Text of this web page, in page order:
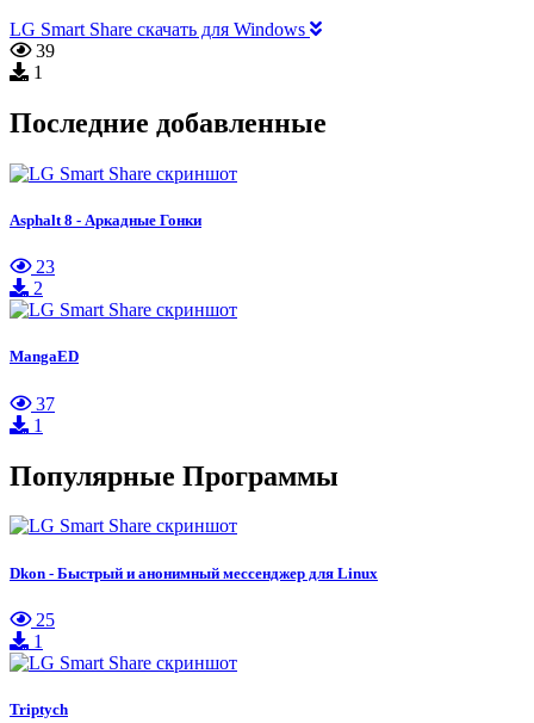
LG Smart Share скачать для Windows
39
1
Последние добавленные
Asphalt 8 - Аркадные Гонки
23
2
MangaED
37
1
Популярные Программы
Dkon - Быстрый и анонимный мессенджер для Linux
25
1
Triptych